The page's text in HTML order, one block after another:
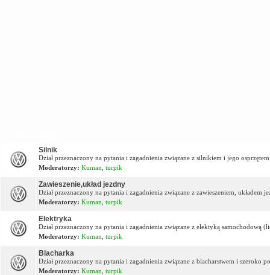
Silnik
Dział przeznaczony na pytania i zagadnienia związane z silnikiem i jego
Moderatorzy: Kuman turpik
Zawieszenie,układ jezdny
Dział przeznaczony na pytania i zagadnienia związane z zawieszeniem, układem
Moderatorzy: Kuman turpik
Elektryka
Dział przeznaczony na pytania i zagadnienia związane z elektyką samochodową
Moderatorzy: Kuman turpik
Blacharka
Dział przeznaczony na pytania i zagadnienia związane z blacharstwem i szeroko
Moderatorzy: Kuman turpik